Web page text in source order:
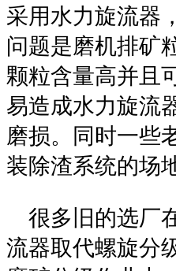
采用水力旋流器
问题是磨机排矿
颗粒含量高并且
易造成水力旋流
磨损。同时一些
装除渣系统的场
很多旧的选厂
流器取代螺旋分